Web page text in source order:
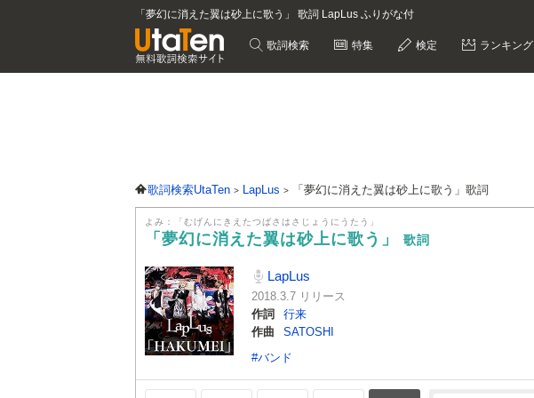
「夢幻に消えた翼は砂上に歌う」 歌詞 LapLus ふりがな付
歌詞検索 特集 検定 ランキング
歌詞検索UtaTen LapLus 「夢幻に消えた翼は砂上に歌う」歌詞
よみ：「むげんにきえたつばさはさじょうにうたう」
「夢幻に消えた翼は砂上に歌う」 歌詞
LapLus
2018.3.7 リリース
作詞
行来
作曲
SATOSHI
#バンド